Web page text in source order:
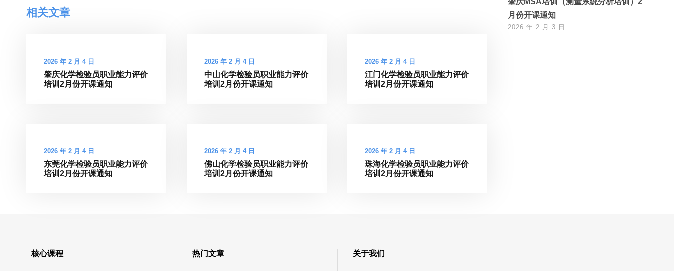
相关文章
2026 年 2 月 4 日
肇庆化学检验员职业能力评价
培训2月份开课通知
2026 年 2 月 4 日
中山化学检验员职业能力评价
培训2月份开课通知
2026 年 2 月 4 日
江门化学检验员职业能力评价
培训2月份开课通知
2026 年 2 月 4 日
东莞化学检验员职业能力评价
培训2月份开课通知
2026 年 2 月 4 日
佛山化学检验员职业能力评价
培训2月份开课通知
2026 年 2 月 4 日
珠海化学检验员职业能力评价
培训2月份开课通知
肇庆MSA培训（测量系统分析培训）2
月份开课通知
2026 年 2 月 3 日
核心课程 热门文章 关于我们